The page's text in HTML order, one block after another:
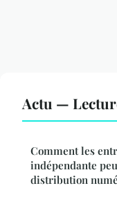
Actu —
Comment les
indépendante
distribution